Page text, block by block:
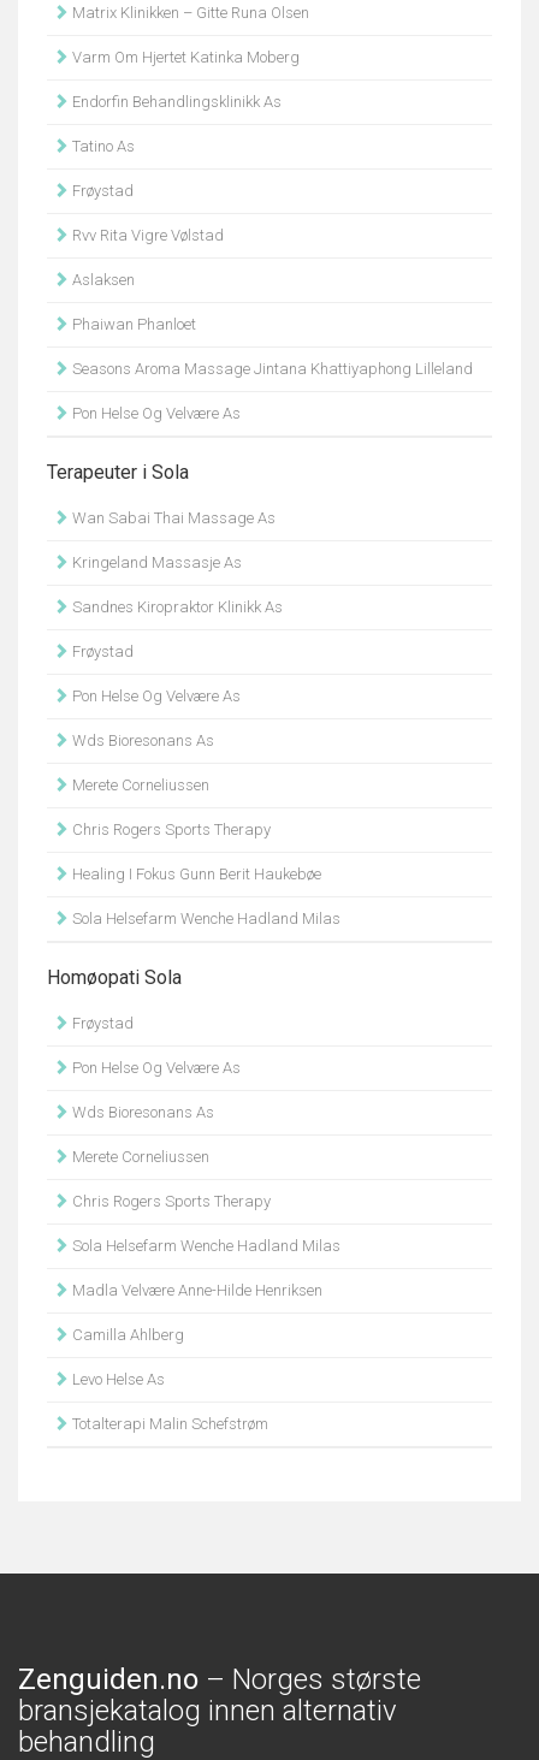
Matrix Klinikken – Gitte Runa Olsen
Varm Om Hjertet Katinka Moberg
Endorfin Behandlingsklinikk As
Tatino As
Frøystad
Rvv Rita Vigre Vølstad
Aslaksen
Phaiwan Phanloet
Seasons Aroma Massage Jintana Khattiyaphong Lilleland
Pon Helse Og Velvære As
Terapeuter i Sola
Wan Sabai Thai Massage As
Kringeland Massasje As
Sandnes Kiropraktor Klinikk As
Frøystad
Pon Helse Og Velvære As
Wds Bioresonans As
Merete Corneliussen
Chris Rogers Sports Therapy
Healing I Fokus Gunn Berit Haukebøe
Sola Helsefarm Wenche Hadland Milas
Homøopati Sola
Frøystad
Pon Helse Og Velvære As
Wds Bioresonans As
Merete Corneliussen
Chris Rogers Sports Therapy
Sola Helsefarm Wenche Hadland Milas
Madla Velvære Anne-Hilde Henriksen
Camilla Ahlberg
Levo Helse As
Totalterapi Malin Schefstrøm
Zenguiden.no – Norges største
bransjekatalog innen alternativ
behandling